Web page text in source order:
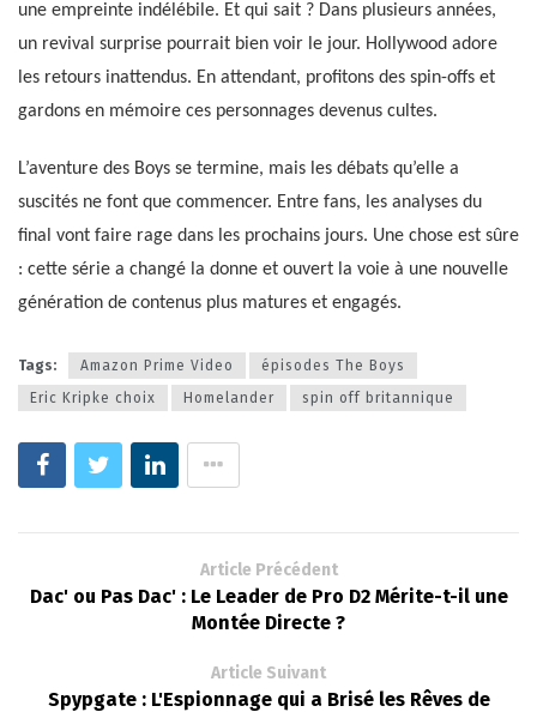
une empreinte indélébile. Et qui sait ? Dans plusieurs années,
un revival surprise pourrait bien voir le jour. Hollywood adore
les retours inattendus. En attendant, profitons des spin-offs et
gardons en mémoire ces personnages devenus cultes.
L’aventure des Boys se termine, mais les débats qu’elle a
suscités ne font que commencer. Entre fans, les analyses du
final vont faire rage dans les prochains jours. Une chose est sûre
: cette série a changé la donne et ouvert la voie à une nouvelle
génération de contenus plus matures et engagés.
Tags: Amazon Prime Video
épisodes The Boys
Eric Kripke choix
Homelander spin off britannique
Article Précédent
Dac' ou Pas Dac' : Le Leader de Pro D2 Mérite-t-il une
Montée Directe ?
Article Suivant
Spypgate : L'Espionnage qui a Brisé les Rêves de